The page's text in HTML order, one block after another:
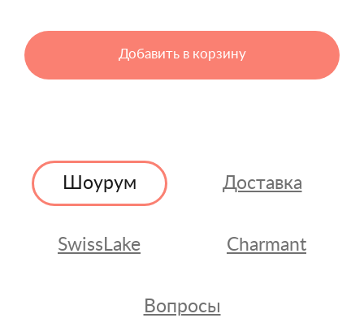
Добавить в корзину
Шоурум Доставка
SwissLake Charmant
Вопросы